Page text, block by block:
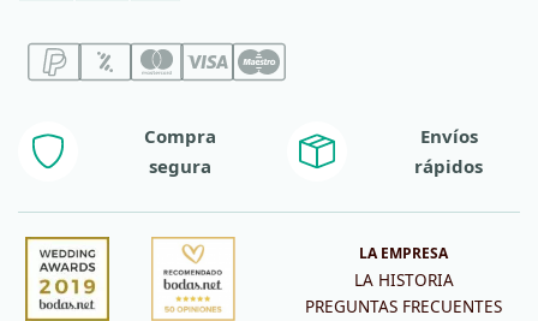
Compra
segura
Envíos
rápidos
LA EMPRESA
LA HISTORIA
PREGUNTAS FRECUENTES